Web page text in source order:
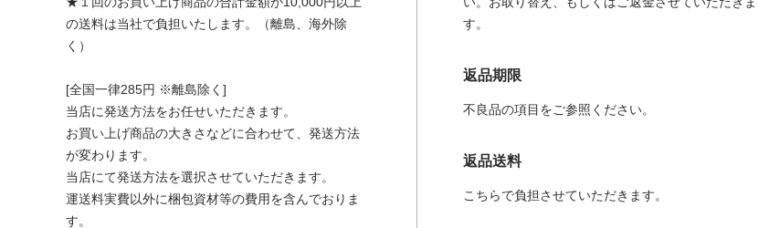
の送料は当社で負担いたします。（離島、海外除
く）
[全国一律285円 ※離島除く]
当店に発送方法をお任せいただきます。
お買い上げ商品の大きさなどに合わせて、発送方法
が変わります。
当店にて発送方法を選択させていただきます。
運送料実費以外に梱包資材等の費用を含んでおりま
す。
す。
返品期限
不良品の項目をご参照ください。
返品送料
こちらで負担させていただきます。